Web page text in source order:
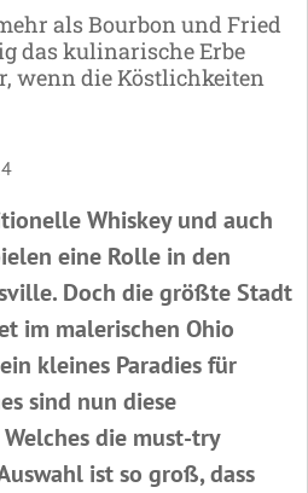
als Bourbon und Fried
das kulinarische Erbe
wenn die Köstlichkeiten
Whiskey und auch
eine Rolle in den
Doch die größte Stadt
im malerischen Ohio
kleines Paradies für
sind nun diese
die must-try
ist so groß, dass